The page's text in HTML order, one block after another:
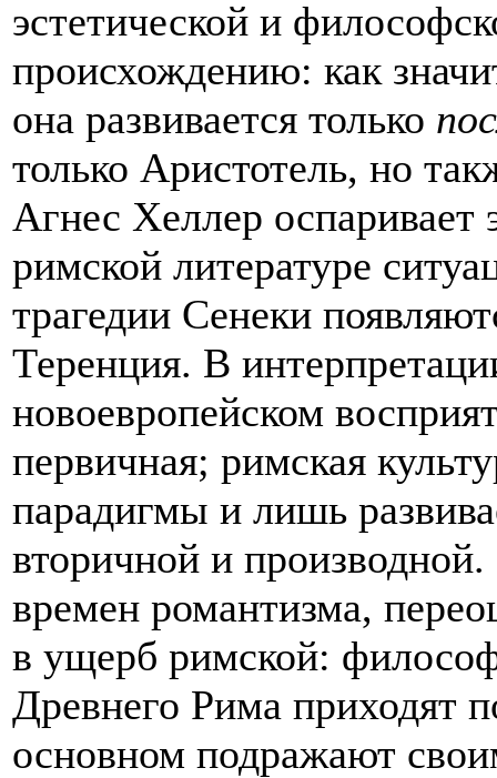
эстетической и
происхождению: как
она развивается только
только Аристотель, но
Агнес Хеллер оспаривает
римской литературе
трагедии Сенеки
Теренция. В
новоевропейском
первичная; римская
парадигмы и лишь
вторичной и
времен романтизма,
в ущерб римской:
Древнего Рима приходят
основном подражают